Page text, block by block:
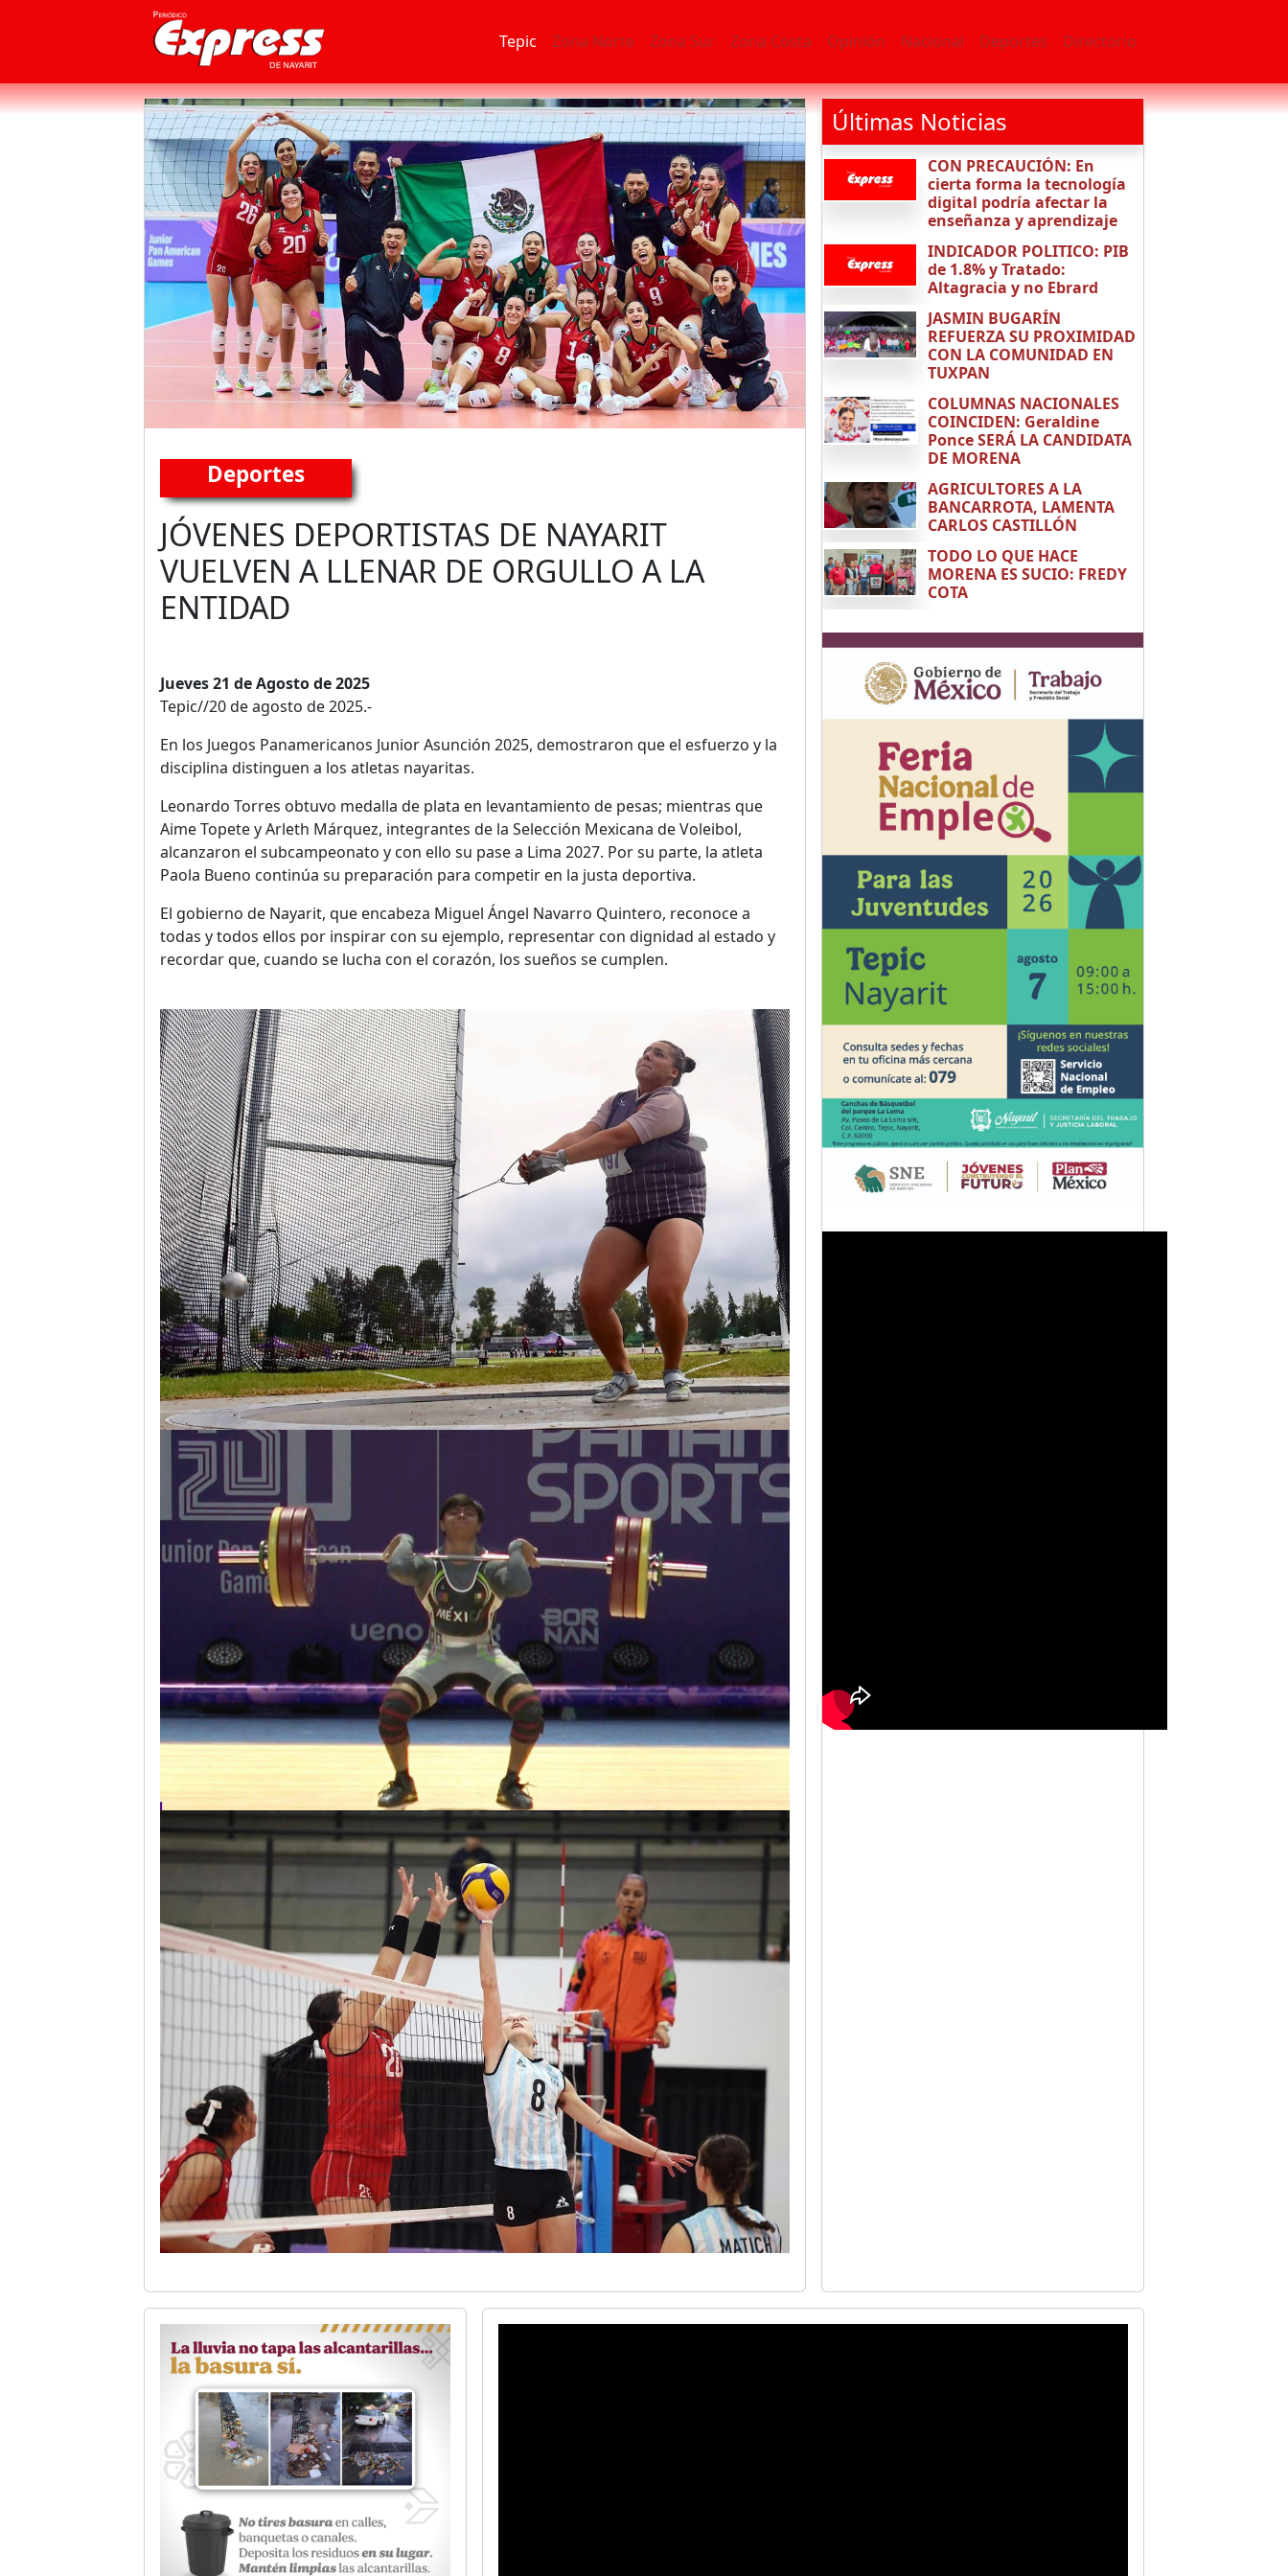
Tepic Zona Norte Zona Sur Zona Costa Opinión Nacional Deportes Directorio
Deportes
JÓVENES DEPORTISTAS DE NAYARIT
VUELVEN A LLENAR DE ORGULLO A LA
ENTIDAD
Jueves 21 de Agosto de 2025
Tepic//20 de agosto de 2025.-
En los Juegos Panamericanos Junior Asunción 2025, demostraron que el esfuerzo y la
disciplina distinguen a los atletas nayaritas.
Leonardo Torres obtuvo medalla de plata en levantamiento de pesas; mientras que
Aime Topete y Arleth Márquez, integrantes de la Selección Mexicana de Voleibol,
alcanzaron el subcampeonato y con ello su pase a Lima 2027. Por su parte, la atleta
Paola Bueno continúa su preparación para competir en la justa deportiva.
El gobierno de Nayarit, que encabeza Miguel Ángel Navarro Quintero, reconoce a
todas y todos ellos por inspirar con su ejemplo, representar con dignidad al estado y
recordar que, cuando se lucha con el corazón, los sueños se cumplen.
Últimas Noticias
CON PRECAUCIÓN: En
cierta forma la tecnología
digital podría afectar la
enseñanza y aprendizaje
INDICADOR POLITICO: PIB
de 1.8% y Tratado:
Altagracia y no Ebrard
JASMIN BUGARÍN
REFUERZA SU PROXIMIDAD
CON LA COMUNIDAD EN
TUXPAN
COLUMNAS NACIONALES
COINCIDEN: Geraldine
Ponce SERÁ LA CANDIDATA
DE MORENA
AGRICULTORES A LA
BANCARROTA, LAMENTA
CARLOS CASTILLÓN
TODO LO QUE HACE
MORENA ES SUCIO: FREDY
COTA